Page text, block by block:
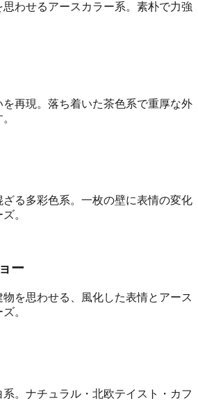
わせるアースカラー系。素朴で力強
再現。落ち着いた茶色系で重厚な外
る多彩色系。一枚の壁に表情の変化
。
ー
を思わせる、風化した表情とアース
。
。ナチュラル・北欧テイスト・カフ